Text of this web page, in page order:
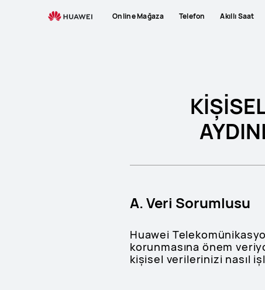
transactions-
Online Mağaza Telefon Akıllı Saat
A. Veri Sorumlusu
Huawei
korunmasına önem
kişisel verilerinizi nasıl